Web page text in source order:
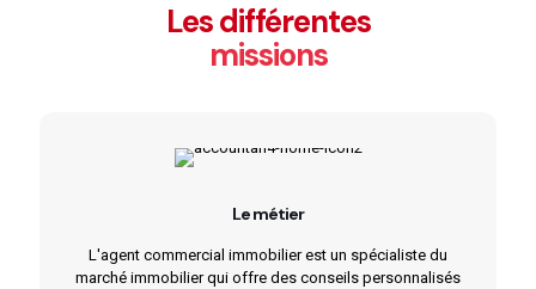
Les différentes
missions
Le métier
L'agent commercial immobilier est un spécialiste du
marché immobilier qui offre des conseils personnalisés